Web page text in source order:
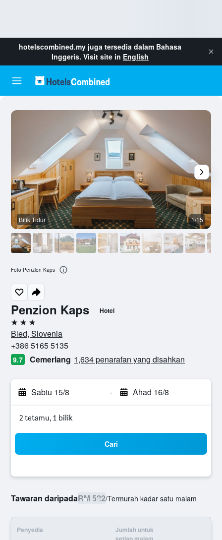
hotelscombined.my juga tersedia dalam Bahasa
Inggeris. Visit site in English
Penzion Kaps Hotel
3 bintang
Bled, Slovenia
+386 5165 5135
9.7 Cemerlang 1,634 penarafan yang disahkan
Sabtu 15/8 - Ahad 16/8
2 tetamu, 1 bilik
Cari
Tawaran daripadaRM 522/Termurah kadar satu malam
Penyedia
Jumlah untuk
Bilik Tidur 1/15
Foto Penzion Kaps